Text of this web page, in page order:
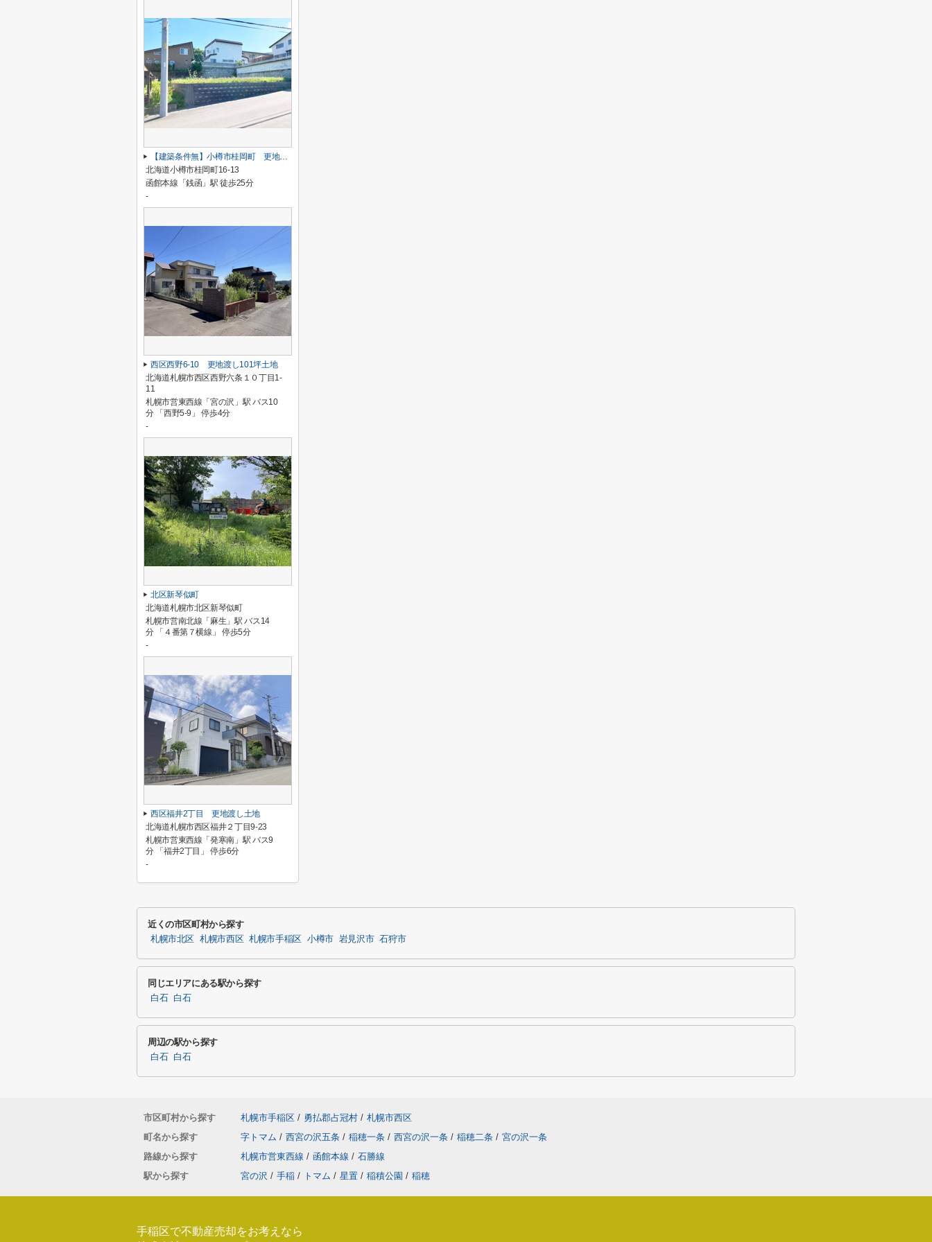
【建築条件無】小樽市桂岡町 更地土地
北海道小樽市桂岡町16-13
函館本線「銭函」駅 徒歩25分
-
西区西野6-10 更地渡し101坪土地
北海道札幌市西区西野六条１０丁目1-
11
札幌市営東西線「宮の沢」駅 バス10
分 「西野5-9」 停歩4分
-
北区新琴似町
北海道札幌市北区新琴似町
札幌市営南北線「麻生」駅 バス14
分 「４番第７横線」 停歩5分
-
西区福井2丁目 更地渡し土地
北海道札幌市西区福井２丁目9-23
札幌市営東西線「発寒南」駅 バス9
分 「福井2丁目」 停歩6分
-
近くの市区町村から探す
札幌市北区 札幌市西区 札幌市手稲区 小樽市 岩見沢市 石狩市
同じエリアにある駅から探す
白石 白石
周辺の駅から探す
白石 白石
市区町村から探す 札幌市手稲区 / 勇払郡占冠村 / 札幌市西区
町名から探す
字トマム / 西宮の沢五条 / 稲穂一条 / 西宮の沢一条 / 稲穂二条 / 宮の沢一条
路線から探す
札幌市営東西線 / 函館本線 / 石勝線
駅から探す
宮の沢 / 手稲 / トマム / 星置 / 稲積公園 / 稲穂
手稲区で不動産売却をお考えなら